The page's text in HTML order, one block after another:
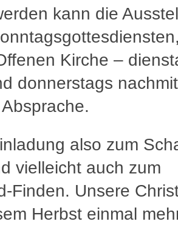
kann die
Kirche –
donnerstags
also zum
vielleicht auch zum
Finden. Unsere
Herbst einmal